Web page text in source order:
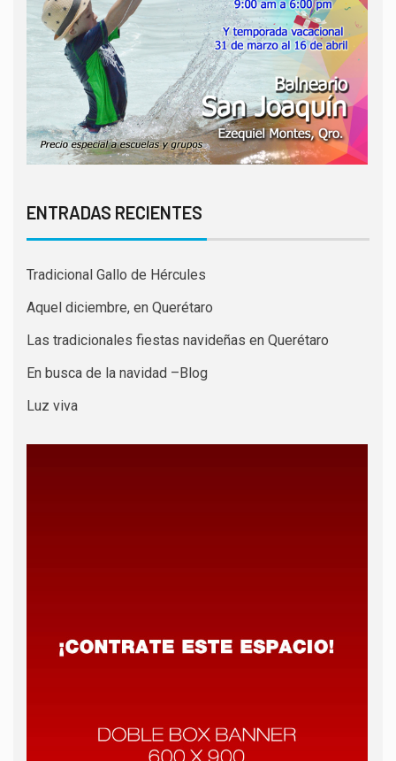
ENTRADAS RECIENTES
Tradicional Gallo de Hércules
Aquel diciembre, en Querétaro
Las tradicionales fiestas navideñas en Querétaro
En busca de la navidad –Blog
Luz viva